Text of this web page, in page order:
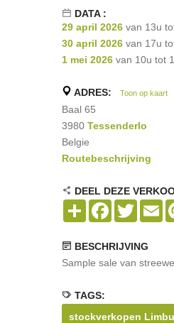
DATA :
29 april 2026 van 13u
30 april 2026 van 17u
1 mei 2026 van 10u tot
ADRES: Toon op kaart
Baal 65
3980 Tessenderlo
Belgie
Routebeschrijving
DEEL DEZE
Share Facebook
Twitter
BESCHRIJVING
Sample sale van
TAGS:
stockverkopen